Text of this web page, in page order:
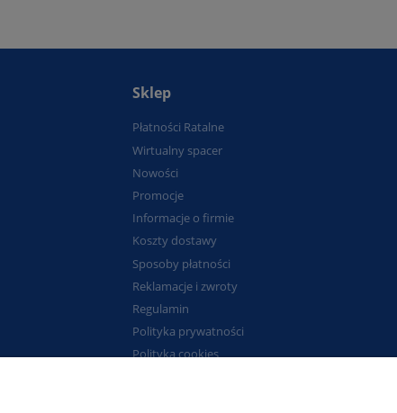
Sklep
Płatności Ratalne
Wirtualny spacer
Nowości
Promocje
Informacje o firmie
Koszty dostawy
Sposoby płatności
Reklamacje i zwroty
Regulamin
Polityka prywatności
Polityka cookies